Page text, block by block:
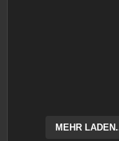
MEHR